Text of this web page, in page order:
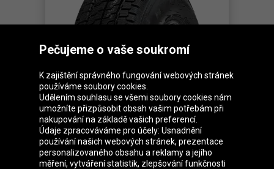
Od 1617
ks
Nexen
Winguard WT1
Pečujeme o vaše soukromí
K zajištění správného fungování webových stránek
používáme soubory cookies.
Udělením souhlasu se všemi soubory cookies nám
umožníte přizpůsobit obsah vašim potřebám při
nakupování na základě vašich preferencí.
Údaje zpracováváme pro účely: Usnadnění
používání našich webových stránek, prezentace
personalizovaného obsahu a reklamy a jejího
měření, vytváření statistik, zlepšování funkčnosti